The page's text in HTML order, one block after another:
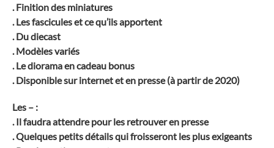
. Finition des miniatures
. Les fascicules et ce qu’ils apportent
. Du diecast
. Modèles variés
. Le diorama en cadeau bonus
. Disponible sur internet et en presse (à partir de 2020)
Les – :
. Il faudra attendre pour les retrouver en presse
. Quelques petits détails qui froisseront les plus exigeants